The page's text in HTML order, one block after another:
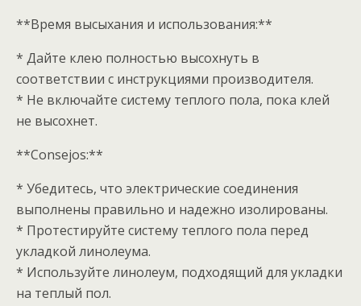
**Время высыхания и использования:**
* Дайте клею полностью высохнуть в
соответствии с инструкциями производителя.
* Не включайте систему теплого пола, пока клей
не высохнет.
**Consejos:**
* Убедитесь, что электрические соединения
выполнены правильно и надежно изолированы.
* Протестируйте систему теплого пола перед
укладкой линолеума.
* Используйте линолеум, подходящий для укладки
на теплый пол.